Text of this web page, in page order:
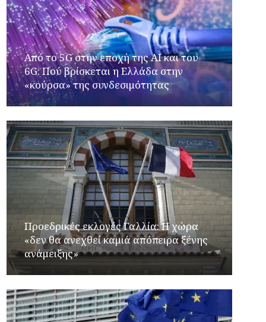
Από το 5G στην εποχή της AI και του
6G: Πού βρίσκεται η Ελλάδα στην
«κούρσα» της συνδεσιμότητας
Προεδρικές εκλογές Γαλλία: Η χώρα
«δεν θα ανεχθεί καμιά απόπειρα ξένης
ανάμειξης»